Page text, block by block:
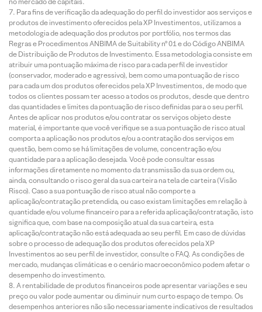
Para fins de verificação da adequação do perfil do investidor aos serviços e
produtos de investimento oferecidos pela XP Investimentos, utilizamos a
metodologia de adequação dos produtos por portfólio, nos termos das
Regras e Procedimentos ANBIMA de Suitability nº 01 e do Código ANBIMA
de Distribuição de Produtos de Investimento. Essa metodologia consiste em
atribuir uma pontuação máxima de risco para cada perfil de investidor
(conservador, moderado e agressivo), bem como uma pontuação de risco
para cada um dos produtos oferecidos pela XP Investimentos, de modo que
todos os clientes possam ter acesso a todos os produtos, desde que dentro
das quantidades e limites da pontuação de risco definidas para o seu perfil.
Antes de aplicar nos produtos e/ou contratar os serviços objeto deste
material, é importante que você verifique se a sua pontuação de risco atual
comporta a aplicação nos produtos e/ou a contratação dos serviços em
questão, bem como se há limitações de volume, concentração e/ou
quantidade para a aplicação desejada. Você pode consultar essas
informações diretamente no momento da transmissão da sua ordem ou,
ainda, consultando o risco geral da sua carteira na tela de carteira (Visão
Risco). Caso a sua pontuação de risco atual não comporte a
aplicação/contratação pretendida, ou caso existam limitações em relação à
quantidade e/ou volume financeiro para a referida aplicação/contratação, isto
significa que, com base na composição atual da sua carteira, esta
aplicação/contratação não está adequada ao seu perfil. Em caso de dúvidas
sobre o processo de adequação dos produtos oferecidos pela XP
Investimentos ao seu perfil de investidor, consulte o FAQ. As condições de
mercado, mudanças climáticas e o cenário macroeconômico podem afetar o
desempenho do investimento.
A rentabilidade de produtos financeiros pode apresentar variações e seu
preço ou valor pode aumentar ou diminuir num curto espaço de tempo. Os
desempenhos anteriores não são necessariamente indicativos de resultados